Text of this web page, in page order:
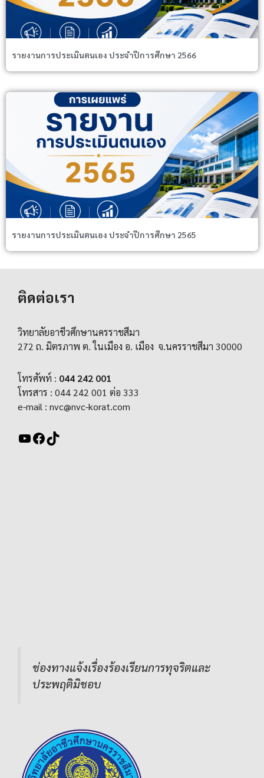
รายงานการประเมินตนเอง ประจำปีการศึกษา 2566
รายงานการประเมินตนเอง ประจำปีการศึกษา 2565
ติดต่อเรา
วิทยาลัยอาชีวศึกษานครราชสีมา
272 ถ. มิตรภาพ ต. ในเมือง อ. เมือง จ.นครราชสีมา 30000
โทรศัพท์ : 044 242 001
โทรสาร : 044 242 001 ต่อ 333
e-mail : nvc@nvc-korat.com
ช่องทางแจ้งเรื่องร้องเรียนการทุจริตและ
ประพฤติมิชอบ